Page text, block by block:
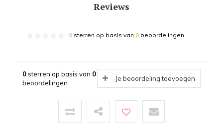
Reviews
0 sterren op basis van 0 beoordelingen
0sterren op basis van 0
beoordelingen
Je beoordeling toevoegen